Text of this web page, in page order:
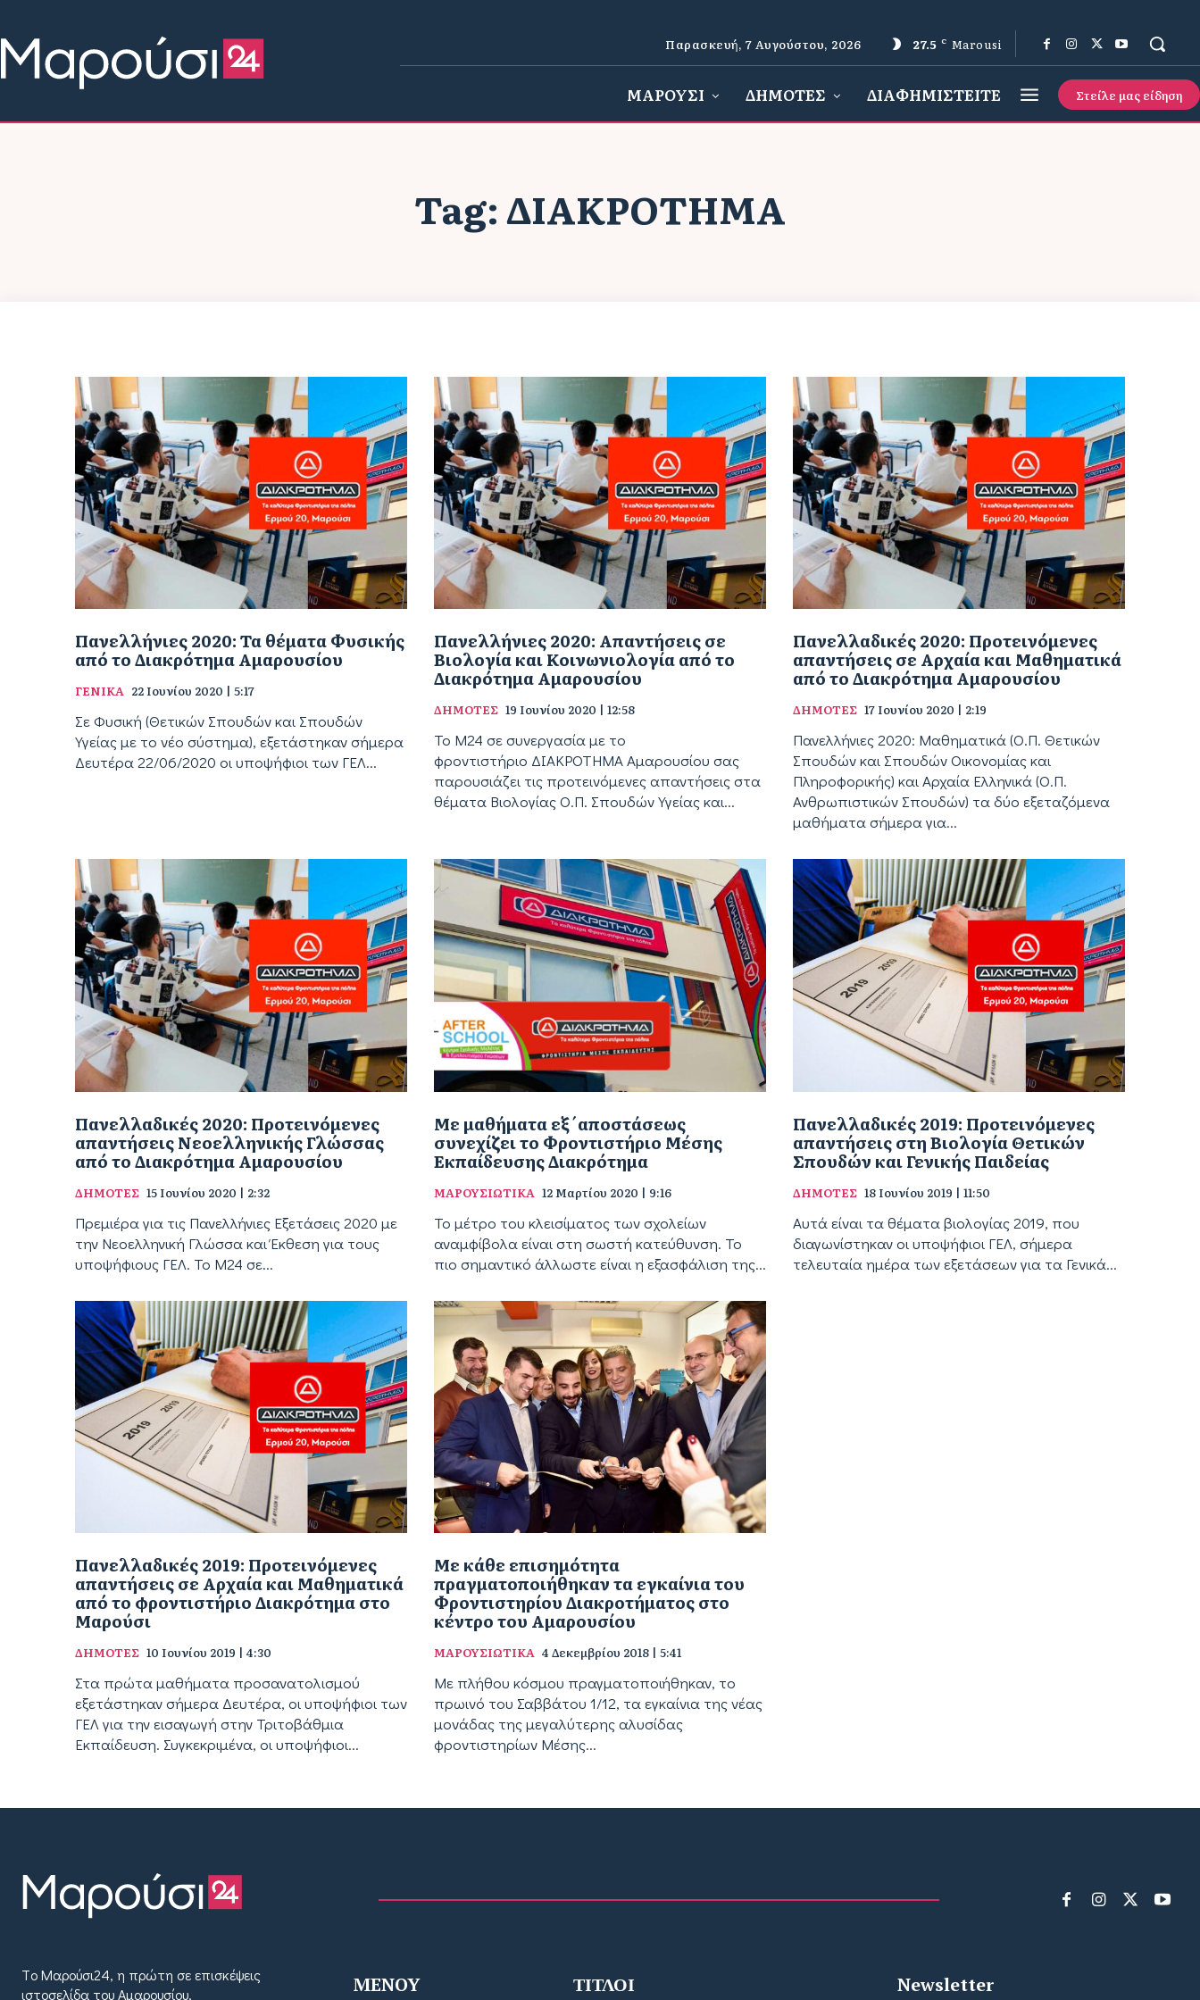
Παρασκευή, 7 Αυγούστου, 2026 27.5 C Marousi
ΜΑΡΟΥΣΙ ΔΗΜΟΤΕΣ ΔΙΑΦΗΜΙΣΤΕΙΤΕ Στείλε μας είδηση
Tag:ΔΙΑΚΡΟΤΗΜΑ
Πανελλήνιες 2020: Τα θέματα Φυσικής
από το Διακρότημα Αμαρουσίου
ΓΕΝΙΚΑ 22 Ιουνίου 2020 | 5:17
Σε Φυσική (Θετικών Σπουδών και Σπουδών
Υγείας με το νέο σύστημα), εξετάστηκαν σήμερα
Δευτέρα 22/06/2020 οι υποψήφιοι των ΓΕΛ...
Πανελλήνιες 2020: Απαντήσεις σε
Βιολογία και Κοινωνιολογία από το
Διακρότημα Αμαρουσίου
ΔΗΜΟΤΕΣ 19 Ιουνίου 2020 | 12:58
Το Μ24 σε συνεργασία με το
φροντιστήριο ΔΙΑΚΡΟΤΗΜΑ Αμαρουσίου σας
παρουσιάζει τις προτεινόμενες απαντήσεις στα
θέματα Βιολογίας Ο.Π. Σπουδών Υγείας και...
Πανελλαδικές 2020: Προτεινόμενες
απαντήσεις σε Αρχαία και Μαθηματικά
από το Διακρότημα Αμαρουσίου
ΔΗΜΟΤΕΣ 17 Ιουνίου 2020 | 2:19
Πανελλήνιες 2020: Μαθηματικά (Ο.Π. Θετικών
Σπουδών και Σπουδών Οικονομίας και
Πληροφορικής) και Αρχαία Ελληνικά (Ο.Π.
Ανθρωπιστικών Σπουδών) τα δύο εξεταζόμενα
μαθήματα σήμερα για...
Πανελλαδικές 2020: Προτεινόμενες
απαντήσεις Νεοελληνικής Γλώσσας
από το Διακρότημα Αμαρουσίου
ΔΗΜΟΤΕΣ 15 Ιουνίου 2020 | 2:32
Πρεμιέρα για τις Πανελλήνιες Εξετάσεις 2020 με
την Νεοελληνική Γλώσσα και Έκθεση για τους
υποψήφιους ΓΕΛ. Το Μ24 σε...
Με μαθήματα εξ΄αποστάσεως
συνεχίζει το Φροντιστήριο Μέσης
Εκπαίδευσης Διακρότημα
ΜΑΡΟΥΣΙΩΤΙΚΑ 12 Μαρτίου 2020 | 9:16
Το μέτρο του κλεισίματος των σχολείων
αναμφίβολα είναι στη σωστή κατεύθυνση. Το
πιο σημαντικό άλλωστε είναι η εξασφάλιση της...
Πανελλαδικές 2019: Προτεινόμενες
απαντήσεις στη Βιολογία Θετικών
Σπουδών και Γενικής Παιδείας
ΔΗΜΟΤΕΣ 18 Ιουνίου 2019 | 11:50
Αυτά είναι τα θέματα βιολογίας 2019, που
διαγωνίστηκαν οι υποψήφιοι ΓΕΛ, σήμερα
τελευταία ημέρα των εξετάσεων για τα Γενικά...
Πανελλαδικές 2019: Προτεινόμενες
απαντήσεις σε Αρχαία και Μαθηματικά
από το φροντιστήριο Διακρότημα στο
Μαρούσι
ΔΗΜΟΤΕΣ 10 Ιουνίου 2019 | 4:30
Στα πρώτα μαθήματα προσανατολισμού
εξετάστηκαν σήμερα Δευτέρα, οι υποψήφιοι των
ΓΕΛ για την εισαγωγή στην Τριτοβάθμια
Εκπαίδευση. Συγκεκριμένα, οι υποψήφιοι...
Με κάθε επισημότητα
πραγματοποιήθηκαν τα εγκαίνια του
Φροντιστηρίου Διακροτήματος στο
κέντρο του Αμαρουσίου
ΜΑΡΟΥΣΙΩΤΙΚΑ 4 Δεκεμβρίου 2018 | 5:41
Με πλήθου κόσμου πραγματοποιήθηκαν, το
πρωινό του Σαββάτου 1/12, τα εγκαίνια της νέας
μονάδας της μεγαλύτερης αλυσίδας
φροντιστηρίων Μέσης...
Tο Μαρούσι24, η πρώτη σε επισκέψεις
ιστοσελίδα του Αμαρουσίου,
MENOY ΤΙΤΛΟΙ Newsletter